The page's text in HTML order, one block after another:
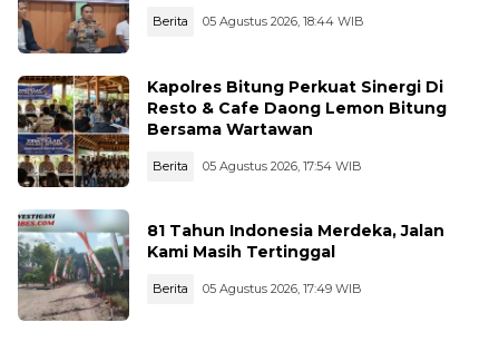
Berita 05 Agustus 2026, 18:44 WIB
Kapolres Bitung Perkuat Sinergi Di
Resto & Cafe Daong Lemon Bitung
Bersama Wartawan
Berita 05 Agustus 2026, 17:54 WIB
81 Tahun Indonesia Merdeka, Jalan
Kami Masih Tertinggal
Berita 05 Agustus 2026, 17:49 WIB